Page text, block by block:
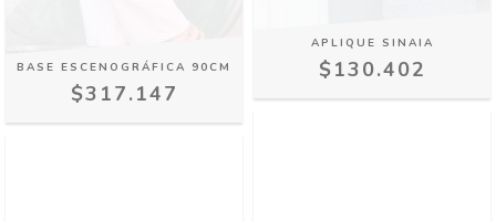
BASE ESCENOGRÁFICA 90CM
$317.147
APLIQUE SINAIA
$130.402